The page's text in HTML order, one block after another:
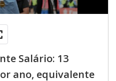
Salário: 13
ano, equivalente